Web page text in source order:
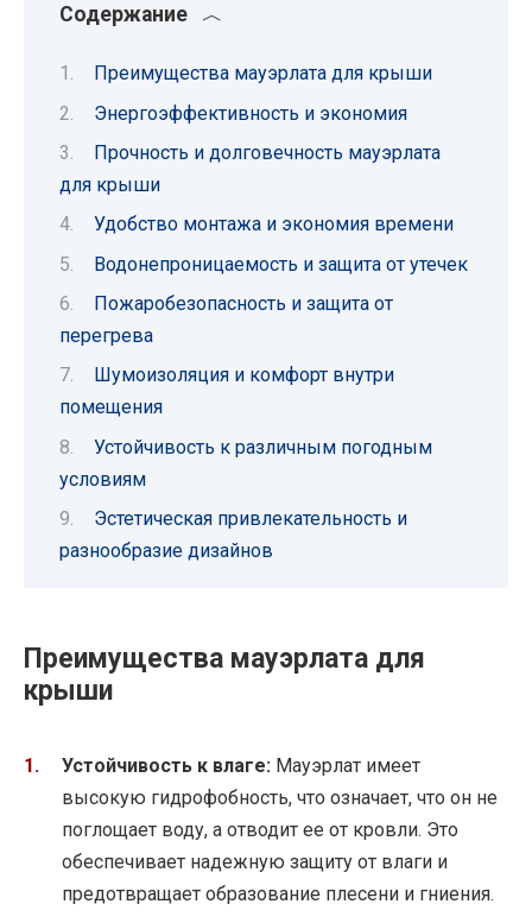
Содержание
Преимущества мауэрлата для крыши
Энергоэффективность и экономия
Прочность и долговечность мауэрлата
для крыши
Удобство монтажа и экономия времени
Водонепроницаемость и защита от утечек
Пожаробезопасность и защита от
перегрева
Шумоизоляция и комфорт внутри
помещения
Устойчивость к различным погодным
условиям
Эстетическая привлекательность и
разнообразие дизайнов
Преимущества мауэрлата для
крыши
Устойчивость к влаге: Мауэрлат имеет
высокую гидрофобность, что означает, что он не
поглощает воду, а отводит ее от кровли. Это
обеспечивает надежную защиту от влаги и
предотвращает образование плесени и гниения.